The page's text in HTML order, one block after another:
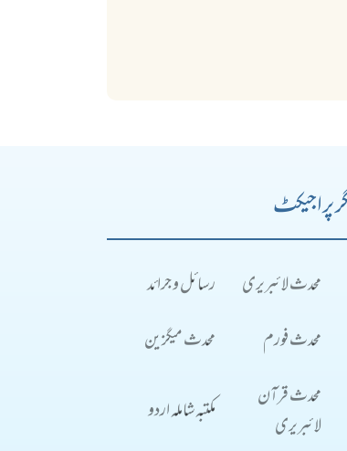
پراجیکٹ
محدث لائبریری
رسائل و جرائد
محدث فورم محدث میگزین
محدث قرآن
لائبریری
مکتبہ شاملہ اردو